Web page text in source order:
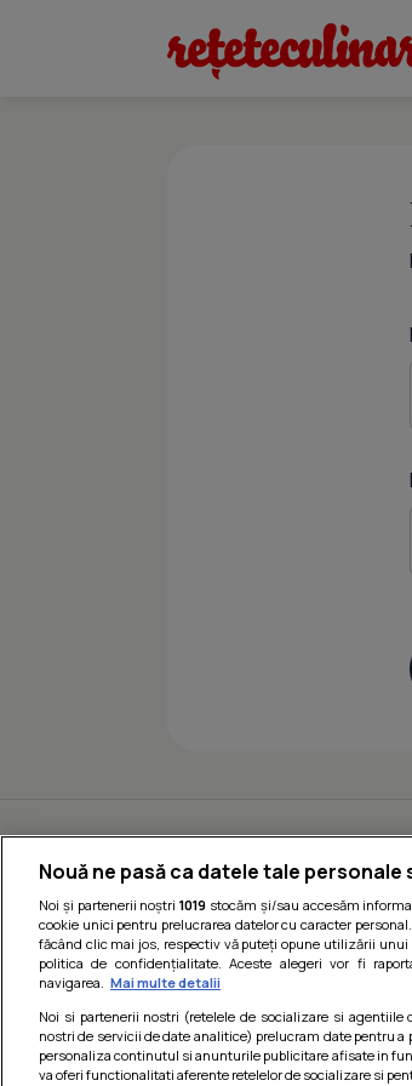
Nouă ne pasă ca datele tale
Noi și partenerii noștri1019 stocăm și/sau accesăm
cookie unici pentru prelucrarea datelor cu caracter
făcând clic mai jos, respectiv vă puteți opune utilizării
politica de confidențialitate. Aceste alegeri vor fi
navigarea. Mai multe detalii
Noi si partenerii nostri (retelele de socializare si
nostri de servicii de date analitice) prelucram date pentru
personaliza continutul si anunturile publicitare afisate in
va oferi functionalitati aferente retelelor de socializare si